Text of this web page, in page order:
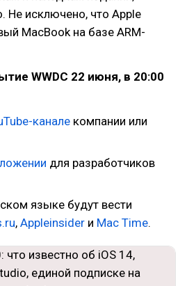
Не исключено, что Apple
MacBook на базе ARM-
WWDC 22 июня, в 20:00
канале компании или
для разработчиков
языке будут вести
, Appleinsider и Mac Time.